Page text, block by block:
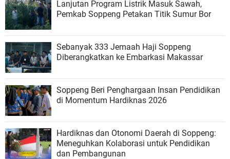
Lanjutan Program Listrik Masuk Sawah,
Pemkab Soppeng Petakan Titik Sumur Bor
Sebanyak 333 Jemaah Haji Soppeng
Diberangkatkan ke Embarkasi Makassar
Soppeng Beri Penghargaan Insan Pendidikan
di Momentum Hardiknas 2026
Hardiknas dan Otonomi Daerah di Soppeng:
Meneguhkan Kolaborasi untuk Pendidikan
dan Pembangunan